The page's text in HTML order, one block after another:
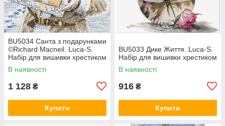
BU5034 Санта з подарунками
©Richard Macneil. Luca-S.
Набір для вишивки хрестиком
В наявності
1 128 ₴
Купити
BU5033 Дике Життя. Luca-S.
Набір для вишивки хрестиком
В наявності
916 ₴
Купити